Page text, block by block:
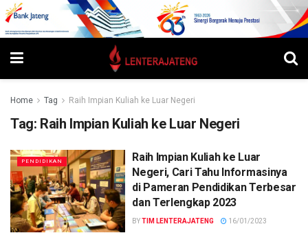
Home Tag Raih Impian Kuliah ke Luar Negeri
Tag: Raih Impian Kuliah ke Luar Negeri
PENDIDIKAN
Raih Impian Kuliah ke Luar
Negeri, Cari Tahu Informasinya
di Pameran Pendidikan Terbesar
dan Terlengkap 2023
BYTIM LENTERAJATENG 16/01/2023